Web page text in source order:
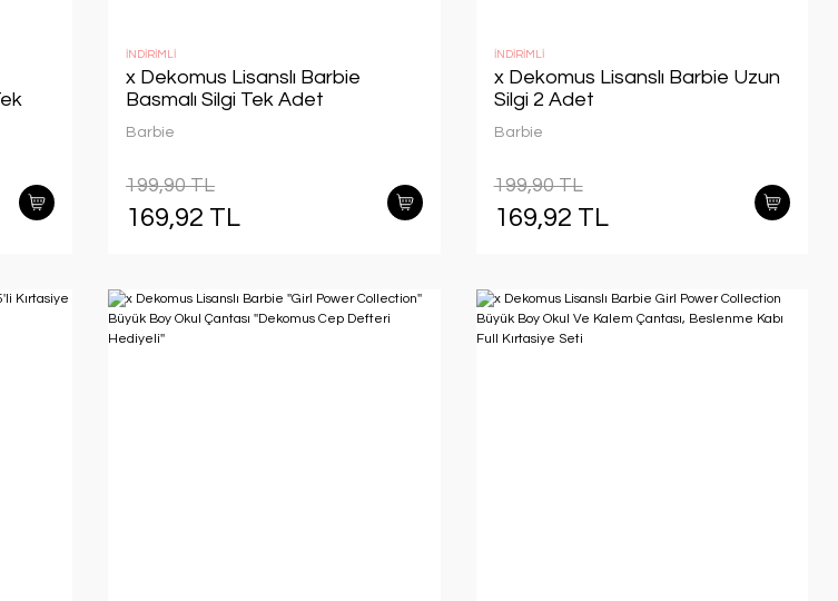
İNDİRİMLİ
x Dekomus Lisanslı Barbie
Basmalı Silgi Tek Adet
Barbie
199,90 TL
169,92 TL
İNDİRİMLİ
x Dekomus Lisanslı Barbie Uzun
Silgi 2 Adet
Barbie
199,90 TL
169,92 TL